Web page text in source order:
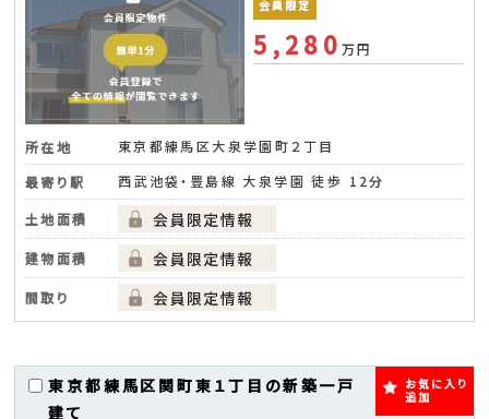
会員限定
5,280万円
所在地
東京都練馬区大泉学園町２丁目
最寄り駅
西武池袋・豊島線 大泉学園 徒歩 12分
土地面積
建物面積
間取り
東京都練馬区関町東１丁目の新築一戸
建て
お気に入り
追加